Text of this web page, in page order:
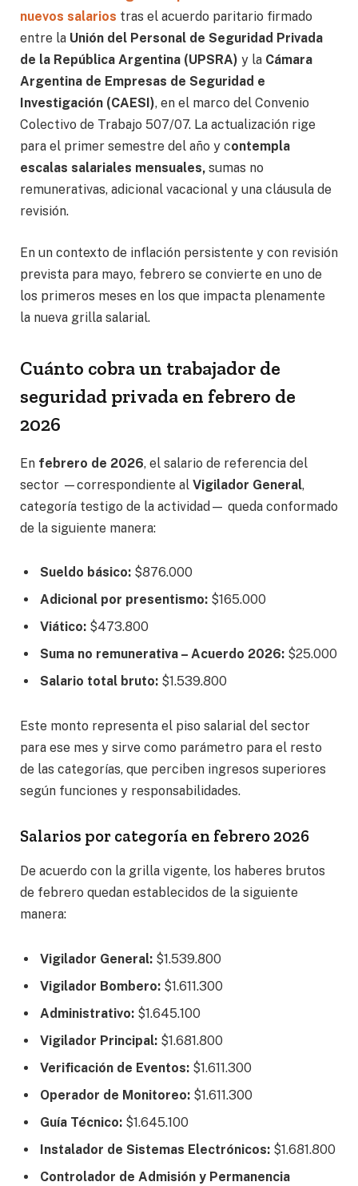
nuevos salarios tras el acuerdo paritario firmado
entre la Unión del Personal de Seguridad Privada
de la República Argentina (UPSRA) y la Cámara
Argentina de Empresas de Seguridad e
Investigación (CAESI), en el marco del Convenio
Colectivo de Trabajo 507/07. La actualización rige
para el primer semestre del año y contempla
escalas salariales mensuales, sumas no
remunerativas, adicional vacacional y una cláusula de
revisión.
En un contexto de inflación persistente y con revisión
prevista para mayo, febrero se convierte en uno de
los primeros meses en los que impacta plenamente
la nueva grilla salarial.
Cuánto cobra un trabajador de
seguridad privada en febrero de
2026
En febrero de 2026, el salario de referencia del
sector —correspondiente al Vigilador General,
categoría testigo de la actividad— queda conformado
de la siguiente manera:
Sueldo básico: $876.000
Adicional por presentismo: $165.000
Viático: $473.800
Suma no remunerativa – Acuerdo 2026: $25.000
Salario total bruto: $1.539.800
Este monto representa el piso salarial del sector
para ese mes y sirve como parámetro para el resto
de las categorías, que perciben ingresos superiores
según funciones y responsabilidades.
Salarios por categoría en febrero 2026
De acuerdo con la grilla vigente, los haberes brutos
de febrero quedan establecidos de la siguiente
manera:
Vigilador General: $1.539.800
Vigilador Bombero: $1.611.300
Administrativo: $1.645.100
Vigilador Principal: $1.681.800
Verificación de Eventos: $1.611.300
Operador de Monitoreo: $1.611.300
Guía Técnico: $1.645.100
Instalador de Sistemas Electrónicos: $1.681.800
Controlador de Admisión y Permanencia